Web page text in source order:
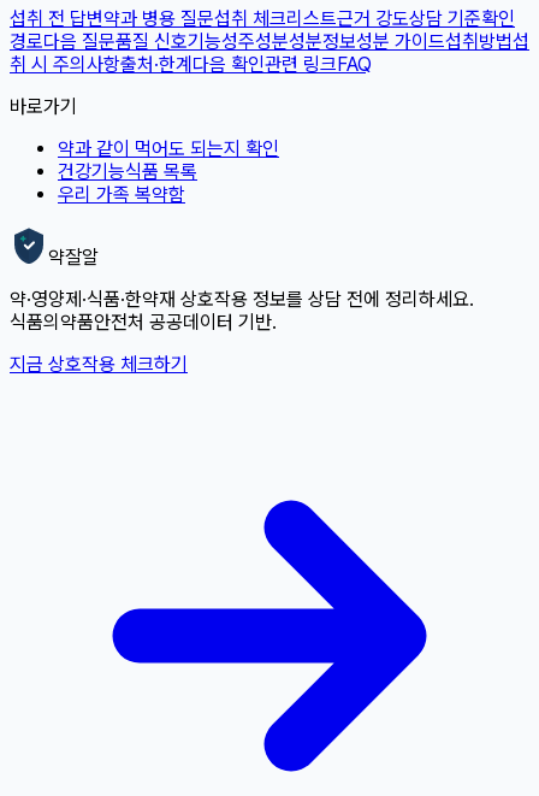
섭취 전 답변약과 병용 질문섭취 체크리스트근거 강도상담 기준확인
경로다음 질문품질 신호기능성주성분성분정보성분 가이드섭취방법섭
취 시 주의사항출처·한계다음 확인관련 링크FAQ
바로가기
약과 같이 먹어도 되는지 확인
건강기능식품 목록
우리 가족 복약함
약잘알
약·영양제·식품·한약재 상호작용 정보를 상담 전에 정리하세요.
식품의약품안전처 공공데이터 기반.
지금 상호작용 체크하기